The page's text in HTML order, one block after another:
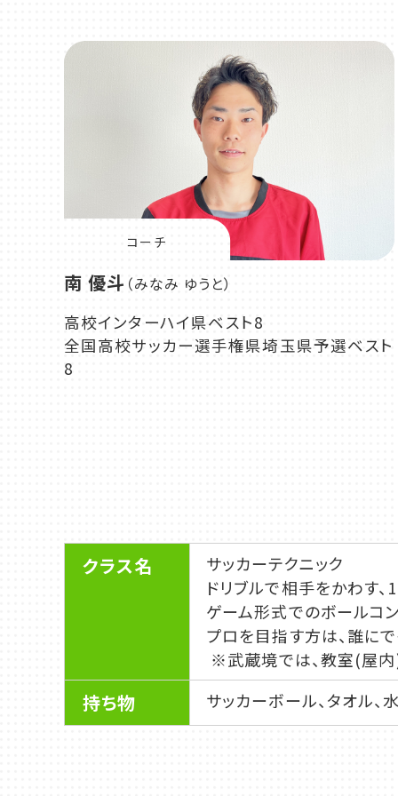
コーチ
南 優斗 （みなみ ゆうと）
高校インターハイ県ベスト8
全国高校サッカー選手権県埼玉県予選ベスト
8
クラス名
サッカーテクニック
ドリブルで相手をかわす
ゲーム形式でのボールコ
プロを目指す方は、誰に
※武蔵境では、教室(屋内
持ち物 サッカーボール、タオル、